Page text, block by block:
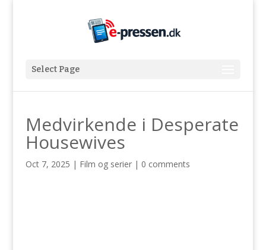
Select Page
Medvirkende i Desperate
Housewives
Oct 7, 2025 | Film og serier| 0 comments